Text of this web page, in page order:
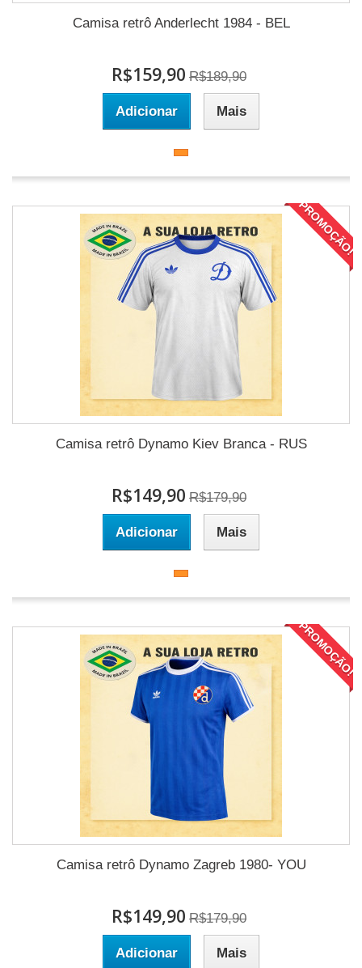
Camisa retrô Anderlecht 1984 - BEL
R$159,90 R$189,90
Adicionar Mais
PROMOÇÃO!
Camisa retrô Dynamo Kiev Branca - RUS
R$149,90 R$179,90
Adicionar Mais
PROMOÇÃO!
Camisa retrô Dynamo Zagreb 1980- YOU
R$149,90 R$179,90
Adicionar Mais